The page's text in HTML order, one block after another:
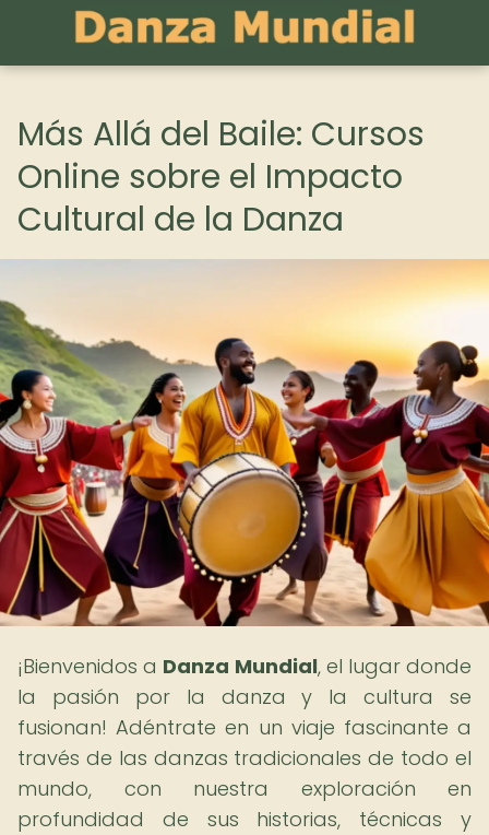
Más Allá del Baile: Cursos
Online sobre el Impacto
Cultural de la Danza
¡Bienvenidos a Danza Mundial, el lugar donde
la pasión por la danza y la cultura se
fusionan! Adéntrate en un viaje fascinante a
través de las danzas tradicionales de todo el
mundo, con nuestra exploración en
profundidad de sus historias, técnicas y